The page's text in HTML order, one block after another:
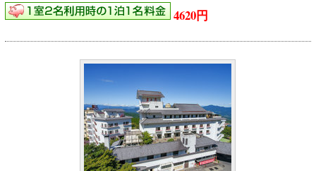
4620円